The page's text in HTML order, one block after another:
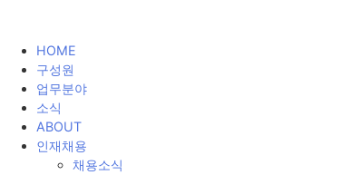
HOME
구성원
업무분야
소식
ABOUT
인재채용
채용소식